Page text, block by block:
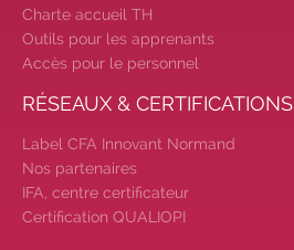
Charte accueil TH
Outils pour les apprenants
Accès pour le personnel
RÉSEAUX & CERTIFICATIONS
Label CFA Innovant Normand
Nos partenaires
IFA, centre certificateur
Certification QUALIOPI